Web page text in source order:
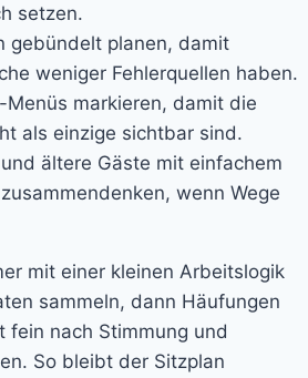
setzen.
gebündelt planen, damit
weniger Fehlerquellen haben.
markieren, damit die
als einzige sichtbar sind.
ältere Gäste mit einfachem
wenn Wege
mit einer kleinen Arbeitslogik
sammeln, dann Häufungen
fein nach Stimmung und
So bleibt der Sitzplan